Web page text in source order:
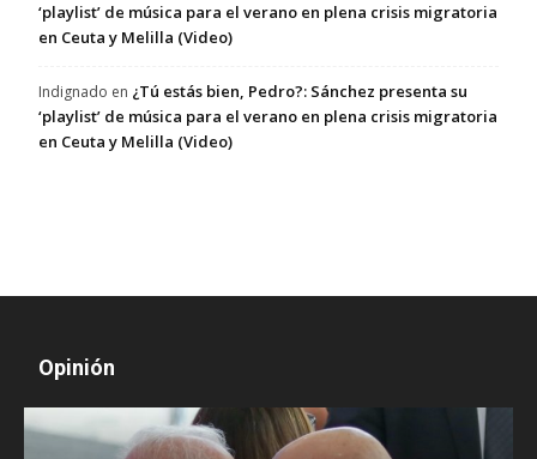
‘playlist’ de música para el verano en plena crisis migratoria
en Ceuta y Melilla (Video)
Indignado en ¿Tú estás bien, Pedro?: Sánchez presenta su
‘playlist’ de música para el verano en plena crisis migratoria
en Ceuta y Melilla (Video)
Opinión